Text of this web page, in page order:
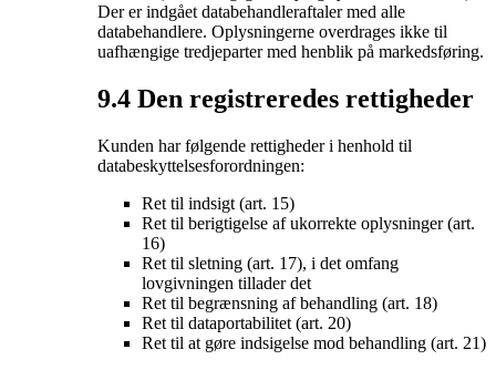
Der er indgået databehandleraftaler med alle
databehandlere. Oplysningerne overdrages ikke til
uafhængige tredjeparter med henblik på markedsføring.
9.4 Den registreredes rettigheder
Kunden har følgende rettigheder i henhold til
databeskyttelsesforordningen:
Ret til indsigt (art. 15)
Ret til berigtigelse af ukorrekte oplysninger (art.
16)
Ret til sletning (art. 17), i det omfang
lovgivningen tillader det
Ret til begrænsning af behandling (art. 18)
Ret til dataportabilitet (art. 20)
Ret til at gøre indsigelse mod behandling (art. 21)